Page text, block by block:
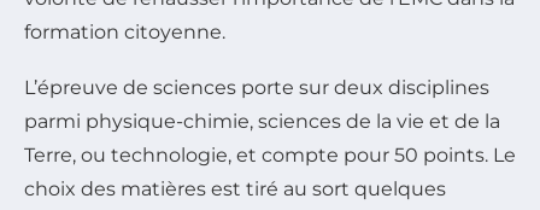
formation citoyenne.
L’épreuve de sciences porte sur deux disciplines
parmi physique-chimie, sciences de la vie et de la
Terre, ou technologie, et compte pour 50 points. Le
choix des matières est tiré au sort quelques